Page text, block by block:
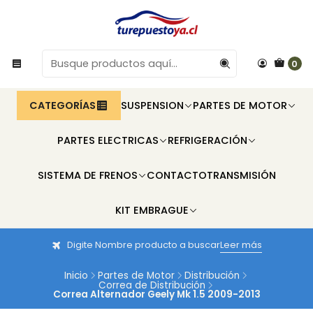
0
CATEGORÍAS SUSPENSION PARTES DE MOTOR
PARTES ELECTRICAS REFRIGERACIÓN
SISTEMA DE FRENOS CONTACTOTRANSMISIÓN
KIT EMBRAGUE
Digite Nombre producto a buscarLeer más
Inicio Partes de Motor Distribución
Correa de Distribución
Correa Alternador Geely Mk 1.5 2009-2013